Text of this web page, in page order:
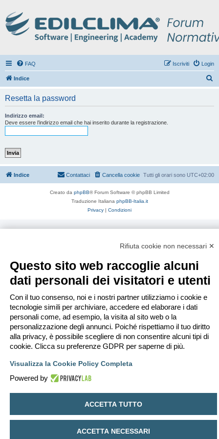
FAQ Login
Iscriviti
Indice
Resetta la password
Indirizzo email:
Deve essere l’indirizzo email che hai inserito durante la registrazione.
Indice Tutti gli orari sono UTC+02:00
Cancella cookie
Contattaci
Creato da phpBB® Forum Software © phpBB Limited
Traduzione Italiana phpBB-Italia.it
Privacy | Condizioni
Rifiuta cookie non necessari ✕
Questo sito web raccoglie alcuni
dati personali dei visitatori e utenti
Con il tuo consenso, noi e i nostri partner utilizziamo i cookie e
tecnologie simili per archiviare, accedere ed elaborare i dati
personali come, ad esempio, la visita al sito web o la
personalizzazione degli annunci. Poiché rispettiamo il tuo diritto
alla privacy, è possibile scegliere di non consentire alcuni tipi di
cookie. Clicca su preferenze GDPR per saperne di più.
Visualizza la Cookie Policy Completa
Powered by
ACCETTA TUTTO
ACCETTA NECESSARI